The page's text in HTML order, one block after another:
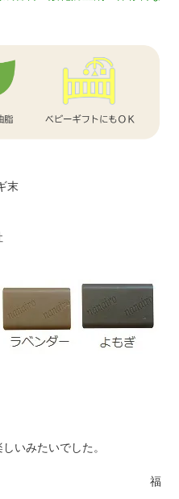
末
いみたいでした。